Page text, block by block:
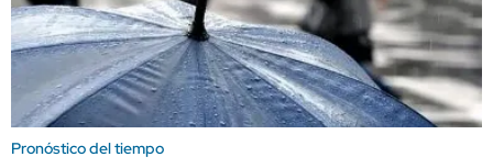
Pronóstico del tiempo